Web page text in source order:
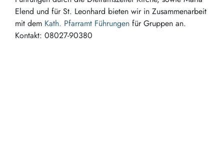
Elend und für St. Leonhard bieten wir in Zusammenarbeit
mit dem Kath. Pfarramt Führungen für Gruppen an.
Kontakt: 08027-90380